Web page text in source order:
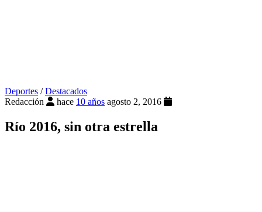
Deportes /Destacados
Redacción
hace 10 años agosto 2, 2016
Río 2016, sin otra estrella